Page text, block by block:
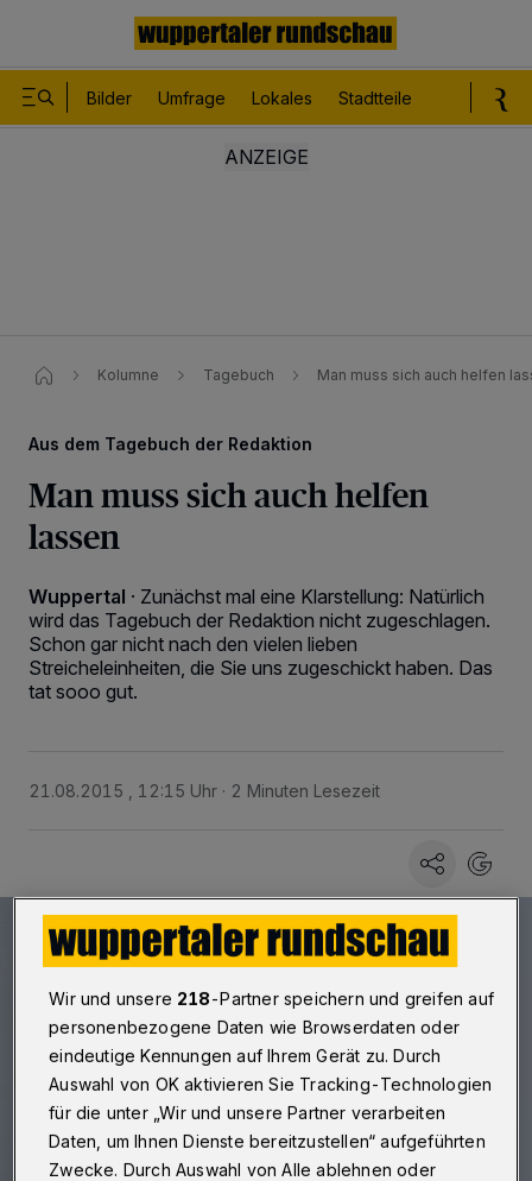
Bilder Umfrage Lokales Stadtteile
Kolumne Tagebuch Man muss sich auch helfen
Aus dem Tagebuch der Redaktion
Man muss sich auch helfen
lassen
Wuppertal · Zunächst mal eine Klarstellung: Natürlich
wird das Tagebuch der Redaktion nicht zugeschlagen.
Schon gar nicht nach den vielen lieben
Streicheleinheiten, die Sie uns zugeschickt haben. Das
tat sooo gut.
21.08.2015 , 12:15 Uhr 2 Minuten Lesezeit
Wir und unsere 218-Partner speichern und greifen auf
personenbezogene Daten wie Browserdaten oder
eindeutige Kennungen auf Ihrem Gerät zu. Durch
Auswahl von OK aktivieren Sie Tracking-Technologien
für die unter „Wir und unsere Partner verarbeiten
Daten, um Ihnen Dienste bereitzustellen“ aufgeführten
Zwecke. Durch Auswahl von Alle ablehnen oder